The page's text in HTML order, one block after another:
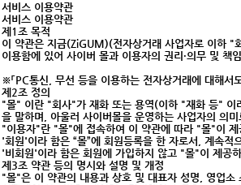
서비스 이용약관
서비스 이용약관
제1조 목적
이 약관은 지금(ZiGUM)(전자상거래 사업자로 이하
이용함에 있어 사이버 몰과 이용자의 권리·의무 및 책
※「PC통신, 무선 등을 이용하는 전자상거래에 대해서
제2조 정의
"몰" 이란 "회사"가 재화 또는 용역(이하 "재화 등" 이
을 말하며, 아울러 사이버몰을 운영하는 사업자의 의
"이용자"란 "몰"에 접속하여 이 약관에 따라 "몰"이
'회원'이라 함은 “몰”에 회원등록을 한 자로서, 계속
'비회원'이라 함은 회원에 가입하지 않고 "몰"이 제공
제3조 약관 등의 명시와 설명 및 개정
"몰"은 이 약관의 내용과 상호 및 대표자 성명, 영업소